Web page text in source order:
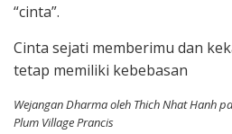
“cinta”.
Cinta sejati memberimu dan
tetap memiliki kebebasan
Wejangan Dharma oleh Thich Nhat Hanh
Plum Village Prancis